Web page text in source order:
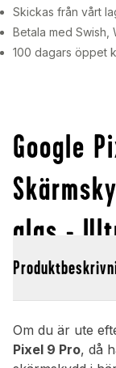
Skickas från vårt
Betala med Swish,
100 dagars öppet
Google
glas -
Om du är ute
Pixel 9 Pro, då